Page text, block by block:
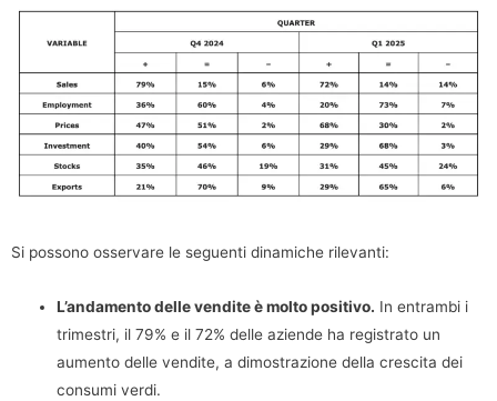
Si possono osservare le seguenti dinamiche rilevanti:
L’andamento delle vendite è molto positivo. In entrambi i
trimestri, il 79% e il 72% delle aziende ha registrato un
aumento delle vendite, a dimostrazione della crescita dei
consumi verdi.